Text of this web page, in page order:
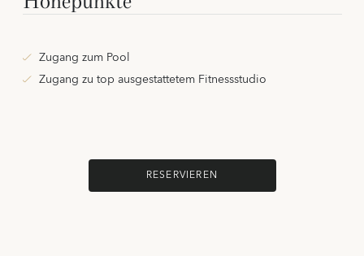
Zugang zum Pool
Zugang zu top ausgestattetem Fitnessstudio
RESERVIEREN